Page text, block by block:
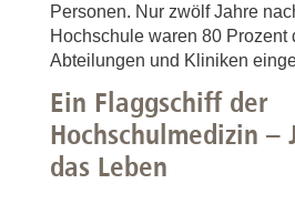
Personen. Nur zwölf Jahre
Hochschule waren 80 Prozent
Abteilungen und Kliniken
Ein Flaggschiff der
Hochschulmedizin –
das Leben